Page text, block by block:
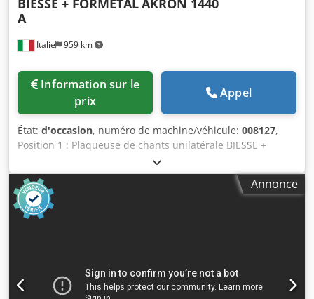
Italie 959 km
BIESSE + FORMETALAKRON 1440
A
prix
Appel
État: d'occasion, numéro de machine/véhicule: 008127,
Position 1 : Plaqueuse de chants unilatérale BIESSE +
FORMETAL-AKRON 1440 A Position 2 : Retourneur de
panneaux BIESSE + FORMETAL-AKRON 1440 A Csdpfow Tq
Iwsx An Ejha
Annonce